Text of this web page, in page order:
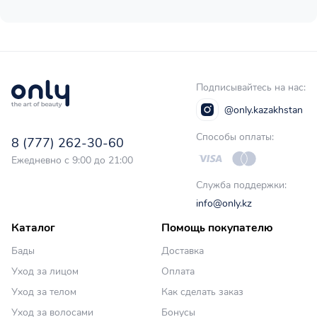
8 (777) 262-30-60
Ежедневно с 9:00 до 21:00
Подписывайтесь на нас:
@only.kazakhstan
Способы оплаты:
Служба поддержки:
info@only.kz
Каталог
Бады
Уход за лицом
Уход за телом
Уход за волосами
Помощь покупателю
Доставка
Оплата
Как сделать заказ
Бонусы